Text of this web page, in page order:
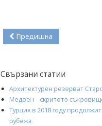
Предишна
Свързани статии
Архитектурен резерват
Медвен – скритото
Турция в 2018 году
рубежа